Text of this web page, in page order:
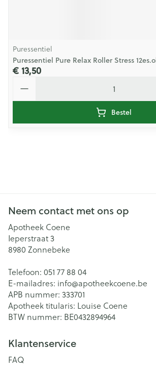
Puressentiel
Puressentiel Pure Relax Roller Stress
€ 13,50
Bestel
Neem contact met ons op
Apotheek Coene
Ieperstraat 3
8980 Zonnebeke
Telefoon: 051 77 88 04
E-mailadres: info@apotheekcoene.be
APB nummer: 333701
Apotheek titularis: Louise Coene
BTW nummer: BE0432894964
Klantenservice
FAQ